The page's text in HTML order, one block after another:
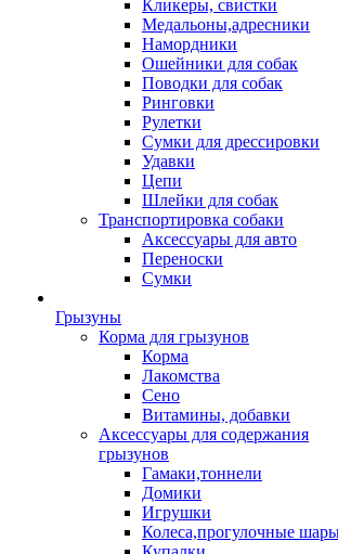
Кликеры, свистки
Медальоны,адресники
Намордники
Ошейники для собак
Поводки для собак
Ринговки
Рулетки
Сумки для дрессировки
Удавки
Цепи
Шлейки для собак
Транспортировка собаки
Аксессуары для авто
Переноски
Сумки
Грызуны
Корма для грызунов
Корма
Лакомства
Сено
Витамины, добавки
Аксессуары для содержания
грызунов
Гамаки,тоннели
Домики
Игрушки
Колеса,прогулочные